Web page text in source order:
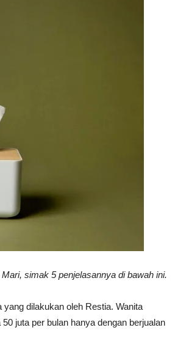
simak 5 penjelasannya di bawah ini.
dilakukan oleh Restia. Wanita
juta per bulan hanya dengan berjualan